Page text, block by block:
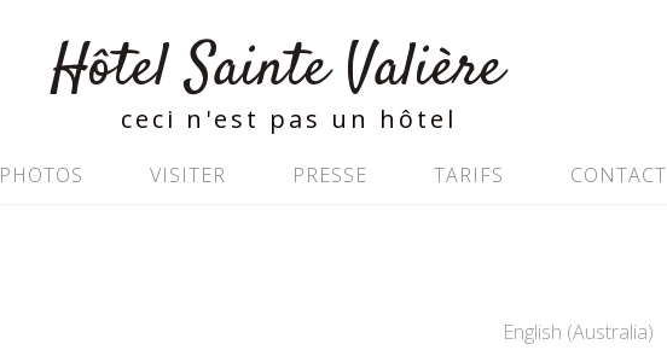
Hôtel Sainte Valière
ceci n'est pas un hôtel
PHOTOS VISITER PRESSE TARIFS CONTACT
English (Australia)